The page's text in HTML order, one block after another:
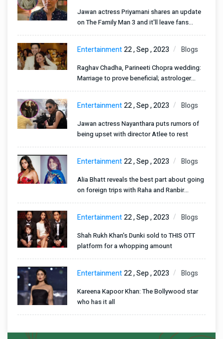
Jawan actress Priyamani shares an update
on The Family Man 3 and it'll leave fans
EXCITED
Entertainment22 , Sep , 2023 Blogs
Raghav Chadha, Parineeti Chopra wedding:
Marriage to prove beneficial; astrologer
predicts growth [Exclusive]
Entertainment22 , Sep , 2023 Blogs
Jawan actress Nayanthara puts rumors of
being upset with director Atlee to rest
Entertainment22 , Sep , 2023 Blogs
Alia Bhatt reveals the best part about going
on foreign trips with Raha and Ranbir
Kapoor
Entertainment22 , Sep , 2023 Blogs
Shah Rukh Khan's Dunki sold to THIS OTT
platform for a whopping amount
Entertainment22 , Sep , 2023 Blogs
Kareena Kapoor Khan: The Bollywood star
who has it all